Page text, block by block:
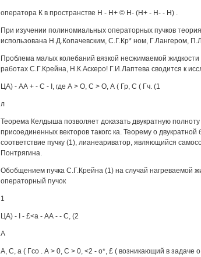
оператора К в пространстве Н - Н+ © Н- (Н+ - Н- - Н) .
При изучении полиномиальных операторных пучков
использована Н.Д.Копачевским, С.Г.Кр* ном, Г.Лангером,
Проблема малых колебаний вязкой несжимаемой
работах С.Г.Крейна, Н.К.Аскеро! Г.И.Лаптева сводится к
ЦА) - АА + - С - I, где А > О, С > О, А ( Гр, С ( Гч. (1
л
Теорема Келдыша позволяет доказать двукратную
присоединенных векторов такогс ка. Теорему о двукратной
соответствие пучку (1), лианеариватор, являющийся
Понтрягина.
Обобщением пучка С.Г.Крейна (1) на случай нагреваемой
операторный пучок
1
ЦА) - I - £<а - АА - - С, (2
А
А, С, а ( Гсо . А > 0, С > 0, <2 - о*, £ ( возникающий в задаче